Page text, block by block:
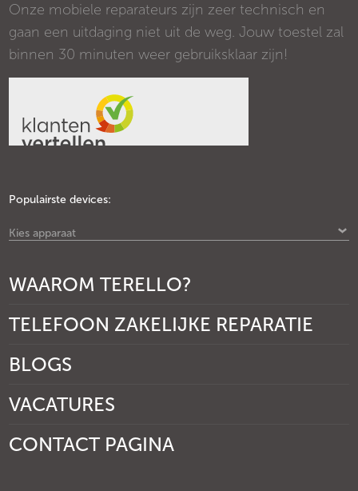
Onze mobiele reparateurs zijn zeer technisch en
gaan een uitdaging niet uit de weg. Jouw toestel zal
binnen 30 minuten weer gebruiksklaar zijn!
Populairste devices:
Kies apparaat
WAAROM TERELLO?
TELEFOON ZAKELIJKE REPARATIE
BLOGS
VACATURES
CONTACT PAGINA